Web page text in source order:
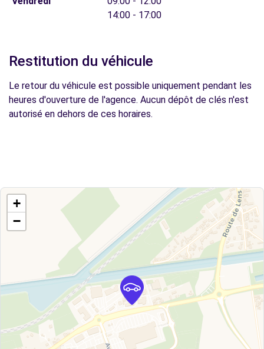
14:00 - 17:00
Restitution du véhicule
Le retour du véhicule est possible uniquement pendant les
heures d'ouverture de l'agence. Aucun dépôt de clés n'est
autorisé en dehors de ces horaires.
+
−